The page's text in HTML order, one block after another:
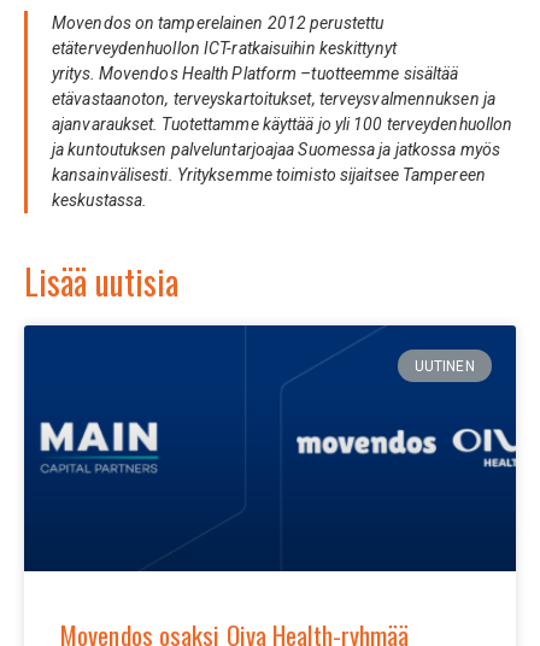
Movendos on tamperelainen 2012 perustettu
etäterveydenhuollon ICT-ratkaisuihin keskittynyt
yritys. Movendos Health Platform –tuotteemme sisältää
etävastaanoton, terveyskartoitukset, terveysvalmennuksen ja
ajanvaraukset. Tuotettamme käyttää jo yli 100 terveydenhuollon
ja kuntoutuksen palveluntarjoajaa Suomessa ja jatkossa myös
kansainvälisesti. Yrityksemme toimisto sijaitsee Tampereen
keskustassa.
Lisää uutisia
UUTINEN
Movendos osaksi Oiva Health-ryhmää